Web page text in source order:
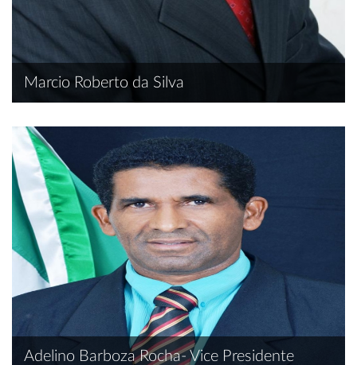
Marcio Roberto da Silva
Adelino Barboza Rocha- Vice Presidente